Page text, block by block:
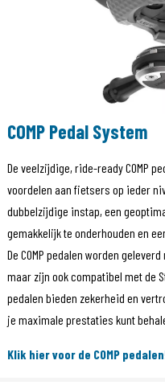
COMP Pedal System
De veelzijdige, ride-ready COMP
voordelen aan fietsers op ieder
dubbelzijdige instap, een
gemakkelijk te onderhouden en
De COMP pedalen worden
maar zijn ook compatibel met de
pedalen bieden zekerheid en
je maximale prestaties kunt
Klik hier voor de COMP